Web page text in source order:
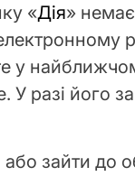
«Дія»
у
У разі його
зайти до